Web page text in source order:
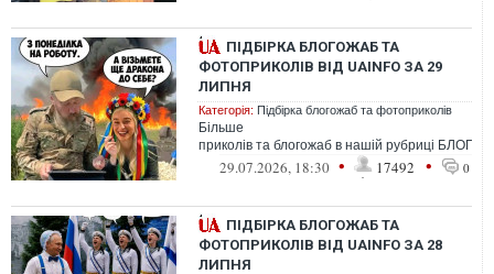
ПІДБІРКА БЛОГОЖАБ ТА
ФОТОПРИКОЛІВ ВІД UAINFO ЗА 29
ЛИПНЯ
Категорія: Підбірка блогожаб та фотоприколів
Більше
приколів та блогожаб в нашій рубриці
29.07.2026, 18:30 • 17492 • 0
ПІДБІРКА БЛОГОЖАБ ТА
ФОТОПРИКОЛІВ ВІД UAINFO ЗА 28
ЛИПНЯ